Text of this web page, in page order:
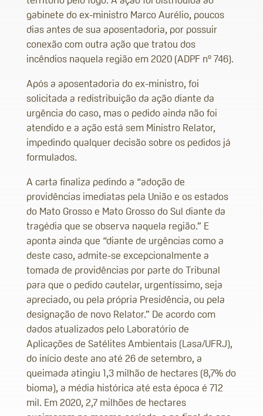
gabinete do ex-ministro Marco Aurélio, poucos
dias antes de sua aposentadoria, por possuir
conexão com outra ação que tratou dos
incêndios naquela região em 2020 (ADPF nº 746).
Após a aposentadoria do ex-ministro, foi
solicitada a redistribuição da ação diante da
urgência do caso, mas o pedido ainda não foi
atendido e a ação está sem Ministro Relator,
impedindo qualquer decisão sobre os pedidos já
formulados.
A carta finaliza pedindo a “adoção de
providências imediatas pela União e os estados
do Mato Grosso e Mato Grosso do Sul diante da
tragédia que se observa naquela região.” E
aponta ainda que “diante de urgências como a
deste caso, admite-se excepcionalmente a
tomada de providências por parte do Tribunal
para que o pedido cautelar, urgentíssimo, seja
apreciado, ou pela própria Presidência, ou pela
designação de novo Relator.” De acordo com
dados atualizados pelo Laboratório de
Aplicações de Satélites Ambientais (Lasa/UFRJ),
do início deste ano até 26 de setembro, a
queimada atingiu 1,3 milhão de hectares (8,7% do
bioma), a média histórica até esta época é 712
mil. Em 2020, 2,7 milhões de hectares